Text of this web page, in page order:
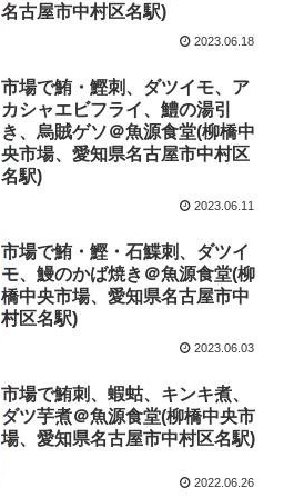
名古屋市中村区名駅)
2023.06.18
市場で鮪・鰹刺、ダツイモ、ア
カシャエビフライ、鱧の湯引
き、烏賊ゲソ＠魚源食堂(柳橋中
央市場、愛知県名古屋市中村区
名駅)
2023.06.11
市場で鮪・鰹・石鰈刺、ダツイ
モ、鰻のかば焼き＠魚源食堂(柳
橋中央市場、愛知県名古屋市中
村区名駅)
2023.06.03
市場で鮪刺、蝦蛄、キンキ煮、
ダツ芋煮＠魚源食堂(柳橋中央市
場、愛知県名古屋市中村区名駅)
2022.06.26